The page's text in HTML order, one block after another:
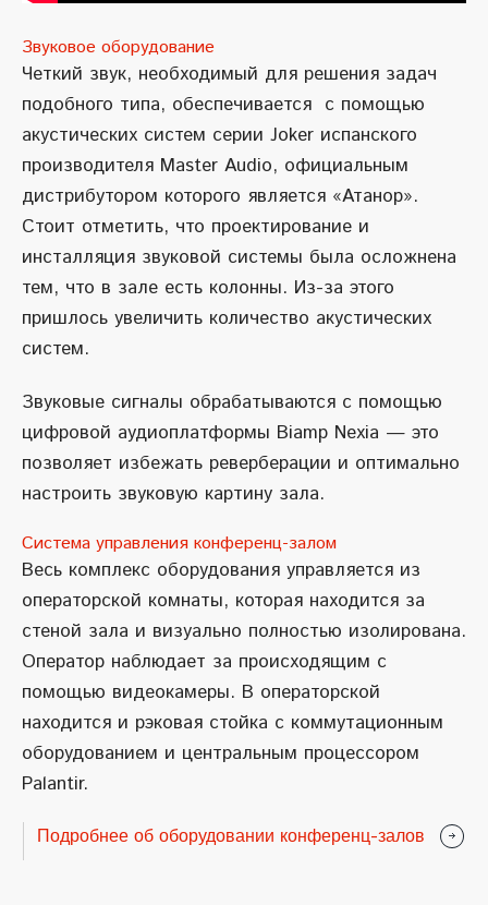
Звуковое оборудование
Четкий звук, необходимый для решения задач
подобного типа, обеспечивается с помощью
акустических систем серии Joker испанского
производителя Master Audio, официальным
дистрибутором которого является «Атанор».
Стоит отметить, что проектирование и
инсталляция звуковой системы была осложнена
тем, что в зале есть колонны. Из-за этого
пришлось увеличить количество акустических
систем.
Звуковые сигналы обрабатываются с помощью
цифровой аудиоплатформы Biamp Nexia — это
позволяет избежать реверберации и оптимально
настроить звуковую картину зала.
Система управления конференц-залом
Весь комплекс оборудования управляется из
операторской комнаты, которая находится за
стеной зала и визуально полностью изолирована.
Оператор наблюдает за происходящим с
помощью видеокамеры. В операторской
находится и рэковая стойка с коммутационным
оборудованием и центральным процессором
Palantir.
Подробнее об оборудовании конференц-залов